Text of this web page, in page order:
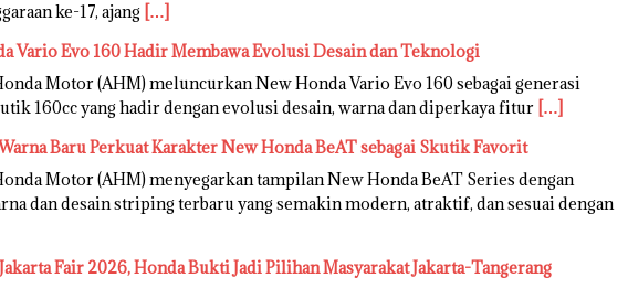
ke-17, ajang […]
Vario Evo 160 Hadir Membawa Evolusi Desain dan Teknologi
Motor (AHM) meluncurkan New Honda Vario Evo 160 sebagai generasi
160cc yang hadir dengan evolusi desain, warna dan diperkaya fitur […]
Baru Perkuat Karakter New Honda BeAT sebagai Skutik Favorit
Motor (AHM) menyegarkan tampilan New Honda BeAT Series dengan
dan desain striping terbaru yang semakin modern, atraktif, dan sesuai dengan
Fair 2026, Honda Bukti Jadi Pilihan Masyarakat Jakarta-Tangerang